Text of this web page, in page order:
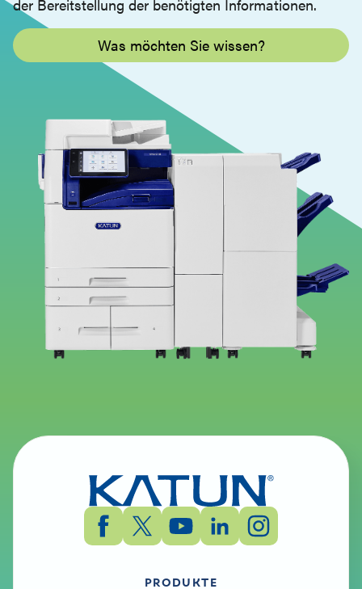
der Bereitstellung der benötigten Informationen.
Was möchten Sie wissen?
PRODUKTE